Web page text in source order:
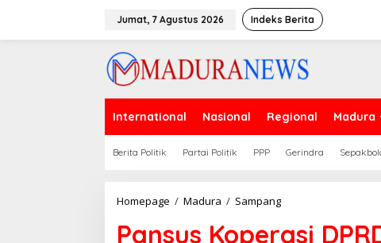
Jumat, 7 Agustus 2026 Indeks Berita
International Nasional Regional Madura
Berita Politik Partai Politik PPP Gerindra
Homepage / Madura / SampangPansus
DPRD
Pansus Koperasi